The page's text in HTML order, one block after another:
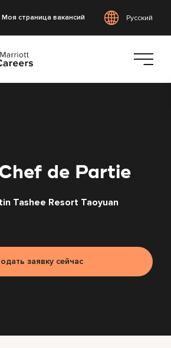
Моя страница вакансий Русский
de Partie
Tashee Resort Taoyuan
заявку сейчас